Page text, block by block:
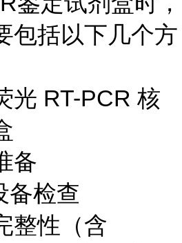
包括以下几个方
光 RT-PCR 核
备
备检查
整性（含